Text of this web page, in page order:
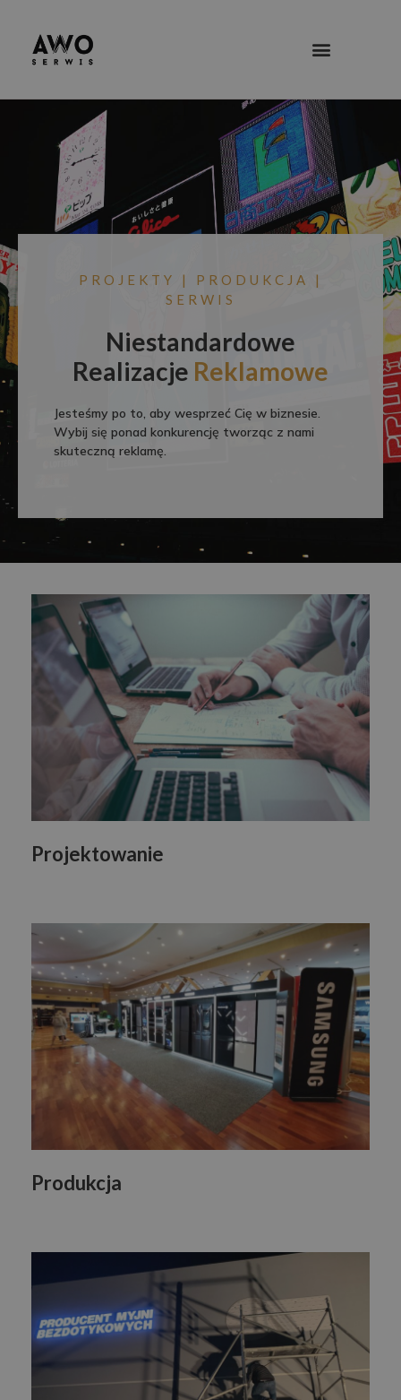
PROJEKTY | PRODUKCJA |
SERWIS
Niestandardowe
Realizacje Reklamowe
Jesteśmy po to, aby wesprzeć Cię w biznesie.
Wybij się ponad konkurencję tworząc z nami
skuteczną reklamę.
Projektowanie
Produkcja